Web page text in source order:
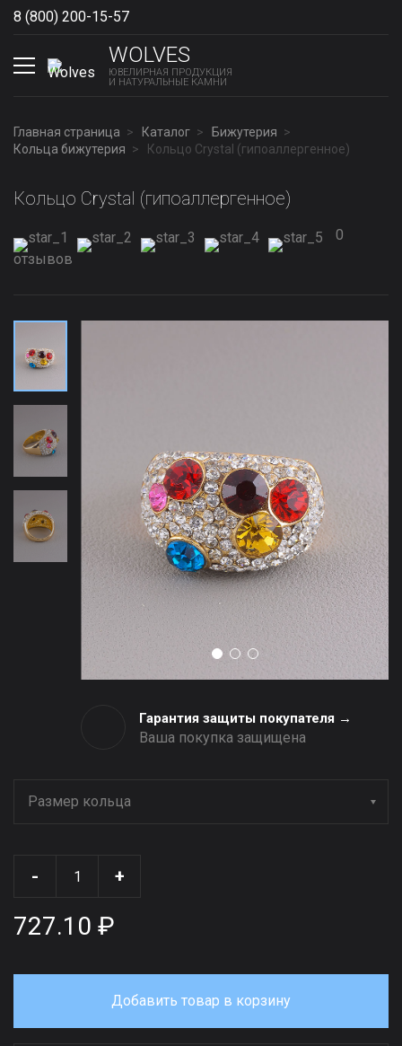
8 (800) 200-15-57
WOLVES
ЮВЕЛИРНАЯ ПРОДУКЦИЯ
И НАТУРАЛЬНЫЕ КАМНИ
Главная страница Каталог
Бижутерия
Кольца бижутерия
Кольцо Сrystal (гипоаллергенное)
Кольцо Сrystal (гипоаллергенное)
0
отзывов
Гарантия защиты покупателя →
Ваша покупка защищена
Размер кольца
- +
727.10 ₽
Добавить товар в корзину